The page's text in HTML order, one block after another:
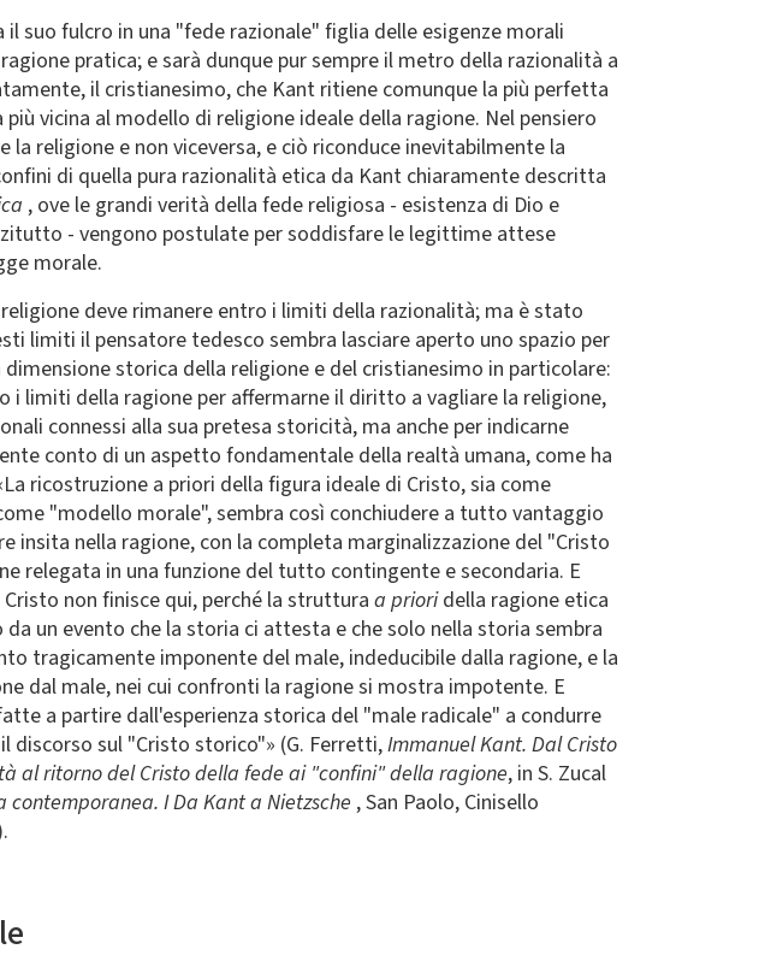
suo fulcro in una "fede razionale" figlia delle esigenze morali
pratica; e sarà dunque pur sempre il metro della razionalità a
il cristianesimo, che Kant ritiene comunque la più perfetta
più vicina al modello di religione ideale della ragione. Nel pensiero
la religione e non viceversa, e ciò riconduce inevitabilmente la
di quella pura razionalità etica da Kant chiaramente descritta
, ove le grandi verità della fede religiosa - esistenza di Dio e
- vengono postulate per soddisfare le legittime attese
morale.
deve rimanere entro i limiti della razionalità; ma è stato
limiti il pensatore tedesco sembra lasciare aperto uno spazio per
storica della religione e del cristianesimo in particolare:
i limiti della ragione per affermarne il diritto a vagliare la religione,
connessi alla sua pretesa storicità, ma anche per indicarne
conto di un aspetto fondamentale della realtà umana, come ha
ricostruzione a priori della figura ideale di Cristo, sia come
"modello morale", sembra così conchiudere a tutto vantaggio
insita nella ragione, con la completa marginalizzazione del "Cristo
relegata in una funzione del tutto contingente e secondaria. E
non finisce qui, perché la strutturaa prioridella ragione etica
da un evento che la storia ci attesta e che solo nella storia sembra
tragicamente imponente del male, indeducibile dalla ragione, e la
dal male, nei cui confronti la ragione si mostra impotente. E
a partire dall'esperienza storica del "male radicale" a condurre
discorso sul "Cristo storico"» (G. Ferretti,Immanuel Kant. Dal Cristo
al ritorno del Cristo della fede ai "confini" della ragione, in S. Zucal
contemporanea. I Da Kant a Nietzsche , San Paolo, Cinisello